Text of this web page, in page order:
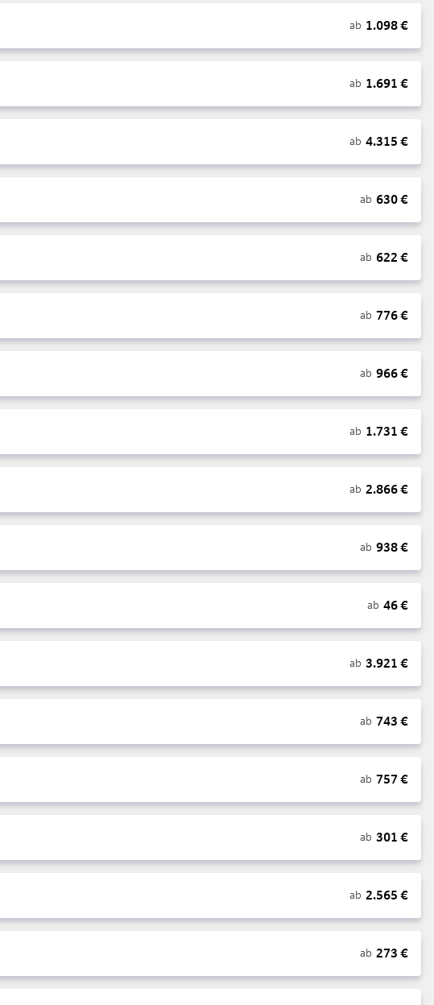
ab 1.098€
ab 1.691 €
ab 4.315 €
ab 630€
ab 622 €
ab 776€
ab 966€
ab 1.731 €
ab 2.866€
ab 938€
ab 46€
ab 3.921 €
ab 743 €
ab 757 €
ab 301 €
ab 2.565 €
ab 273 €